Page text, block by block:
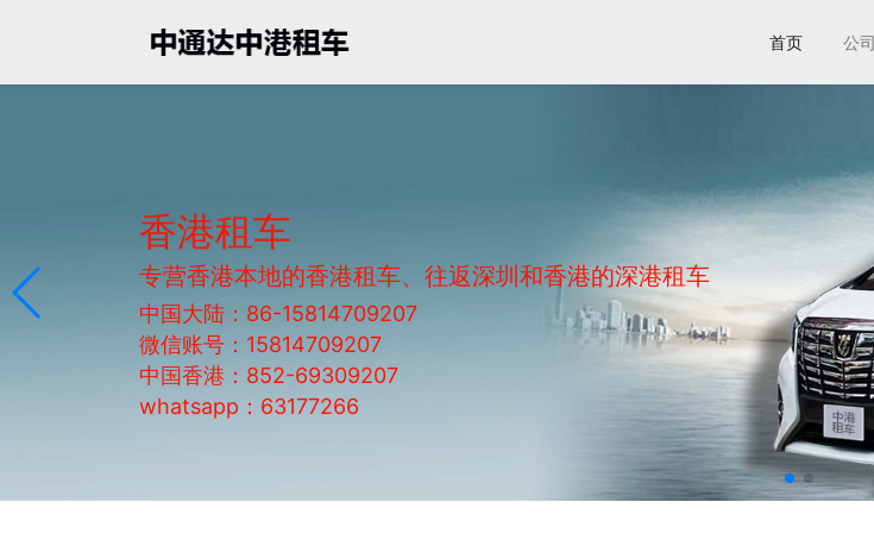
首页 公
香港租车
专营香港本地的香港租车、往返深圳和香港的深港租车
中国大陆：86-15814709207
微信账号：15814709207
中国香港：852-69309207
whatsapp：63177266